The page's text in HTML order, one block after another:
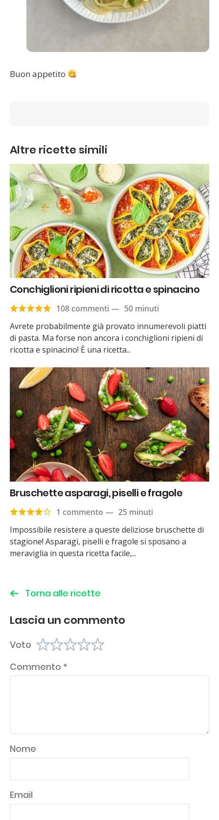
Buon appetito
Altre ricette simili
Conchiglioni ripieni di ricotta e spinacino
108 commenti — 50 minuti
Avrete probabilmente già provato innumerevoli piatti
di pasta. Ma forse non ancora i conchiglioni ripieni di
ricotta e spinacino! È una ricetta...
Bruschette asparagi, piselli e fragole
1 commento — 25 minuti
Impossibile resistere a queste deliziose bruschette di
stagione! Asparagi, piselli e fragole si sposano a
meraviglia in questa ricetta facile,...
Torna alle ricette
Lascia un commento
Voto
Commento *
Nome
Email